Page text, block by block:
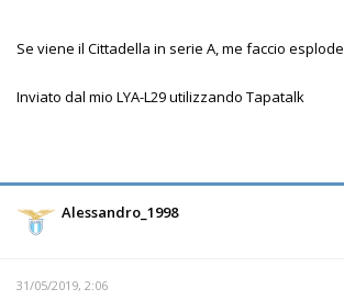
Se viene il Cittadella in serie A, me faccio esplode
Inviato dal mio LYA-L29 utilizzando Tapatalk
Alessandro_1998
31/05/2019, 2:06